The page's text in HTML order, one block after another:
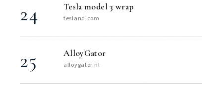
24 Tesla model 3 wrap
tesland.com
25 AlloyGator
alloygator.nl